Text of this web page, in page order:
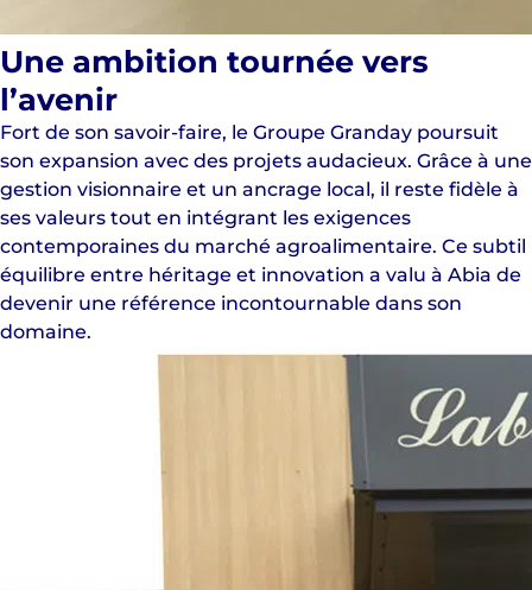
Une ambition tournée vers
l’avenir
Fort de son savoir-faire, le Groupe Granday poursuit
son expansion avec des projets audacieux. Grâce à une
gestion visionnaire et un ancrage local, il reste fidèle à
ses valeurs tout en intégrant les exigences
contemporaines du marché agroalimentaire. Ce subtil
équilibre entre héritage et innovation a valu à Abia de
devenir une référence incontournable dans son
domaine.